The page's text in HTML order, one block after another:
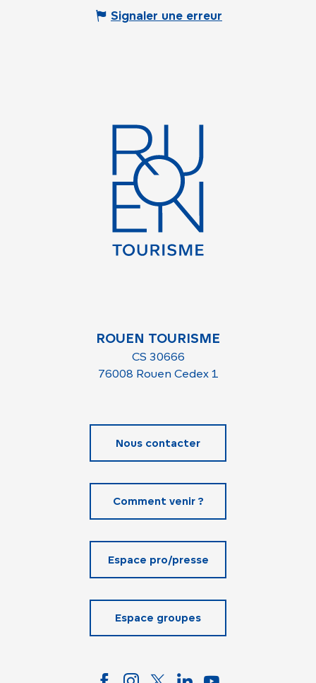
Signaler une erreur
ROUEN TOURISME
CS 30666
76008 Rouen Cedex 1
Nous contacter
Comment venir ?
Espace pro/presse
Espace groupes